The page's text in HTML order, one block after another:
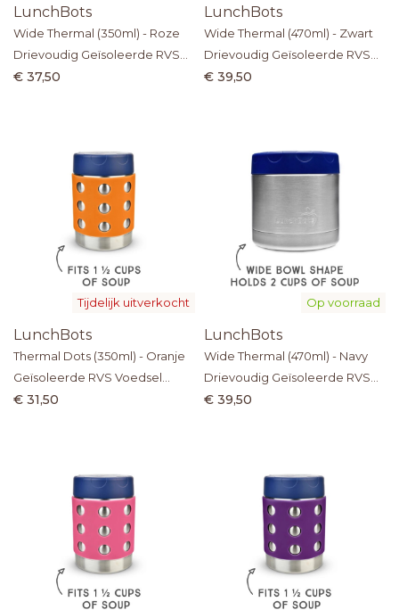
LunchBots
Wide Thermal (350ml) - Roze
Drievoudig Geïsoleerde RVS
Voedselthermos
€ 37,50
LunchBots
Wide Thermal (470ml) - Zwart
Drievoudig Geïsoleerde RVS
Voedselthermos
€ 39,50
Tijdelijk uitverkocht
LunchBots
Thermal Dots (350ml) - Oranje
Geïsoleerde RVS Voedsel
Thermos
€ 31,50
Op voorraad
LunchBots
Wide Thermal (470ml) - Navy
Drievoudig Geïsoleerde RVS
Voedselthermos
€ 39,50